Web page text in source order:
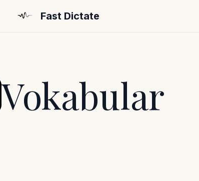
Fast Dictate
Vokabular